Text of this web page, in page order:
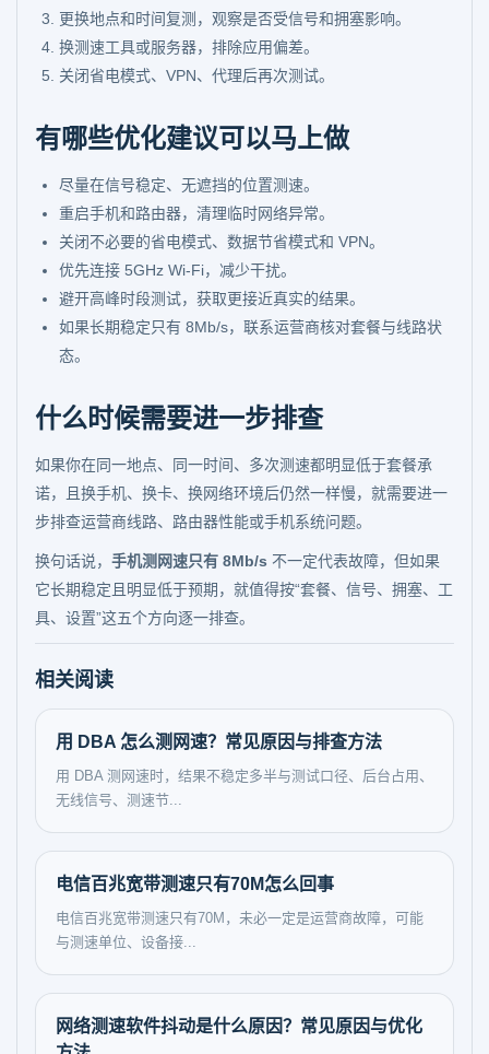
更换地点和时间复测，观察是否受信号和拥塞影响。
换测速工具或服务器，排除应用偏差。
关闭省电模式、VPN、代理后再次测试。
有哪些优化建议可以马上做
尽量在信号稳定、无遮挡的位置测速。
重启手机和路由器，清理临时网络异常。
关闭不必要的省电模式、数据节省模式和 VPN。
优先连接 5GHz Wi-Fi，减少干扰。
避开高峰时段测试，获取更接近真实的结果。
如果长期稳定只有 8Mb/s，联系运营商核对套餐与线路状
态。
什么时候需要进一步排查
如果你在同一地点、同一时间、多次测速都明显低于套餐承
诺，且换手机、换卡、换网络环境后仍然一样慢，就需要进一
步排查运营商线路、路由器性能或手机系统问题。
换句话说， 手机测网速只有 8Mb/s 不一定代表故障，但如果
它长期稳定且明显低于预期，就值得按“套餐、信号、拥塞、工
具、设置”这五个方向逐一排查。
相关阅读
用 DBA 怎么测网速？常见原因与排查方法
用 DBA 测网速时，结果不稳定多半与测试口径、后台占用、
无线信号、测速节...
电信百兆宽带测速只有70M怎么回事
电信百兆宽带测速只有70M，未必一定是运营商故障，可能
与测速单位、设备接...
网络测速软件抖动是什么原因？常见原因与优化